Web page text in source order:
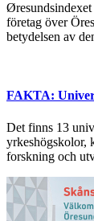
företag över
betydelsen av
FAKTA:
Det finns 13
yrkeshögskolor,
forskning och